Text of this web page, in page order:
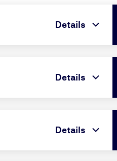
Details
Details
Details